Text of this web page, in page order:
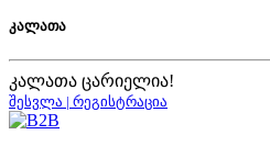
კალათა
კალათა ცარიელია!
შესვლა | რეგისტრაცია